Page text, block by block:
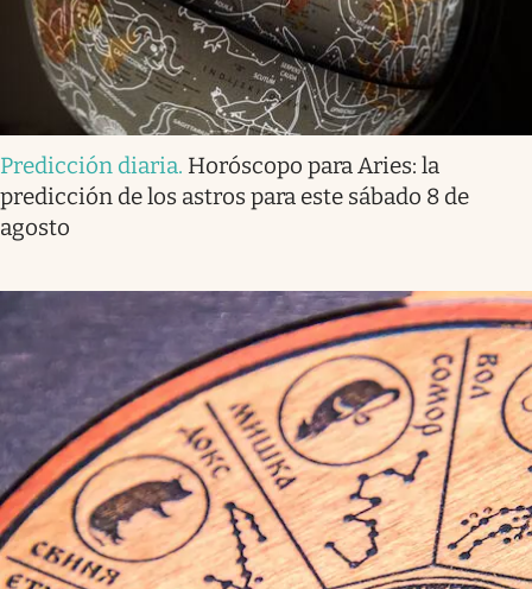
Predicción diaria. Horóscopo para Aries: la
predicción de los astros para este sábado 8 de
agosto